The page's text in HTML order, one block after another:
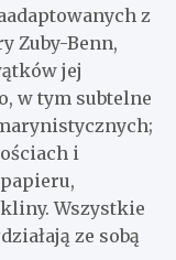
z
Zuby-Benn,
jej
w tym subtelne
i
Wszystkie
ze sobą